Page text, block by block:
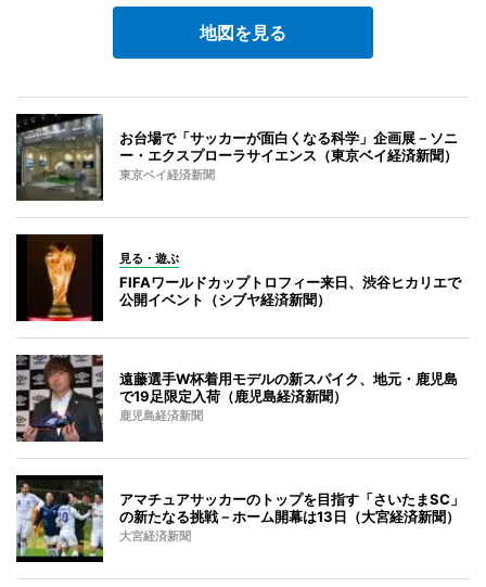
地図を見る
お台場で「サッカーが面白くなる科学」企画展－ソニ
ー・エクスプローラサイエンス（東京ベイ経済新聞）
東京ベイ経済新聞
見る・遊ぶ
FIFAワールドカップトロフィー来日、渋谷ヒカリエで
公開イベント（シブヤ経済新聞）
遠藤選手W杯着用モデルの新スパイク、地元・鹿児島
で19足限定入荷（鹿児島経済新聞）
鹿児島経済新聞
アマチュアサッカーのトップを目指す「さいたまSC」
の新たなる挑戦－ホーム開幕は13日（大宮経済新聞）
大宮経済新聞